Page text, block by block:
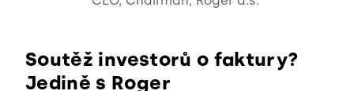
Soutěž investorů o faktury?
Jedině s Roger